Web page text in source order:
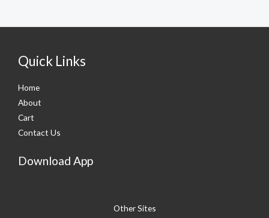
Quick Links
Home
About
Cart
Contact Us
Download App
Other Sites